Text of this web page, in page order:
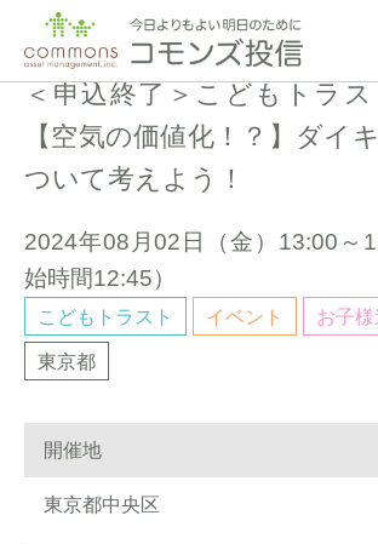
コモンズ投信 ホーム > セミナー情報> ＜申込
＜申込終了＞こどもトラ
【空気の価値化！？】ダイ
ついて考えよう！
2024年08月02日（金 ）13:00～
始時間12:45）
こどもトラスト イベント お子
東京都
開催地
東京都中央区